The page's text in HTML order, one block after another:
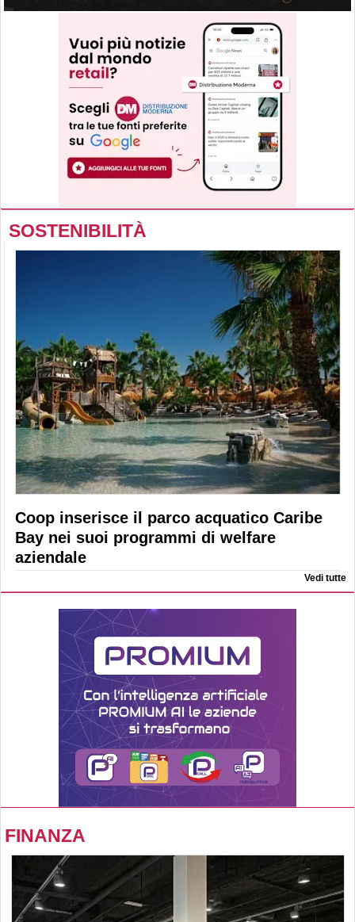
SOSTENIBILITÀ
Coop inserisce il parco acquatico Caribe
Bay nei suoi programmi di welfare
aziendale
Vedi tutte
FINANZA